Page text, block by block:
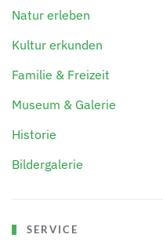
Natur erleben
Kultur erkunden
Familie & Freizeit
Museum & Galerie
Historie
Bildergalerie
SERVICE